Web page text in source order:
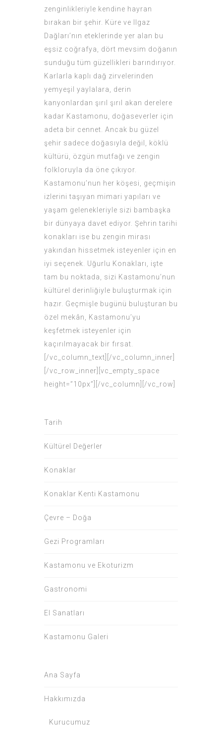
zenginlikleriyle kendine hayran
bırakan bir şehir. Küre ve Ilgaz
Dağları’nın eteklerinde yer alan bu
eşsiz coğrafya, dört mevsim doğanın
sunduğu tüm güzellikleri barındırıyor.
Karlarla kaplı dağ zirvelerinden
yemyeşil yaylalara, derin
kanyonlardan şırıl şırıl akan derelere
kadar Kastamonu, doğaseverler için
adeta bir cennet. Ancak bu güzel
şehir sadece doğasıyla değil, köklü
kültürü, özgün mutfağı ve zengin
folkloruyla da öne çıkıyor.
Kastamonu’nun her köşesi, geçmişin
izlerini taşıyan mimari yapıları ve
yaşam gelenekleriyle sizi bambaşka
bir dünyaya davet ediyor. Şehrin tarihi
konakları ise bu zengin mirası
yakından hissetmek isteyenler için en
iyi seçenek. Uğurlu Konakları, işte
tam bu noktada, sizi Kastamonu’nun
kültürel derinliğiyle buluşturmak için
hazır. Geçmişle bugünü buluşturan bu
özel mekân, Kastamonu’yu
keşfetmek isteyenler için
kaçırılmayacak bir fırsat.
[/vc_column_text][/vc_column_inner]
[/vc_row_inner][vc_empty_space
height=”10px”][/vc_column][/vc_row]
Tarih
Kültürel Değerler
Konaklar
Konaklar Kenti Kastamonu
Çevre – Doğa
Gezi Programları
Kastamonu ve Ekoturizm
Gastronomi
El Sanatları
Kastamonu Galeri
Ana Sayfa
Hakkımızda
Kurucumuz